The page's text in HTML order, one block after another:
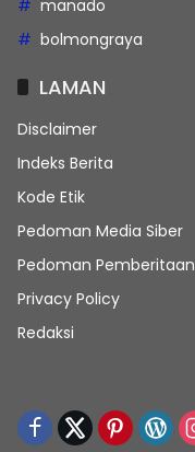
manado
bolmongraya
LAMAN
Disclaimer
Indeks Berita
Kode Etik
Pedoman Media Siber
Pedoman Pemberitaan
Privacy Policy
Redaksi